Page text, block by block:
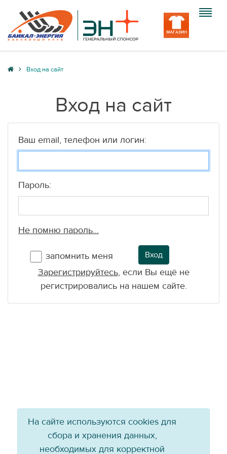
Клуб
Медиа
Вход на сайт
Вход на сайт
Ваш email, телефон или логин:
Пароль:
Не помню пароль...
запомнить меня Вход
Зарегистрируйтесь, если Вы ещё не
регистрировались на нашем сайте.
На сайте используются cookies для
сбора и хранения данных,
необходимых для корректной